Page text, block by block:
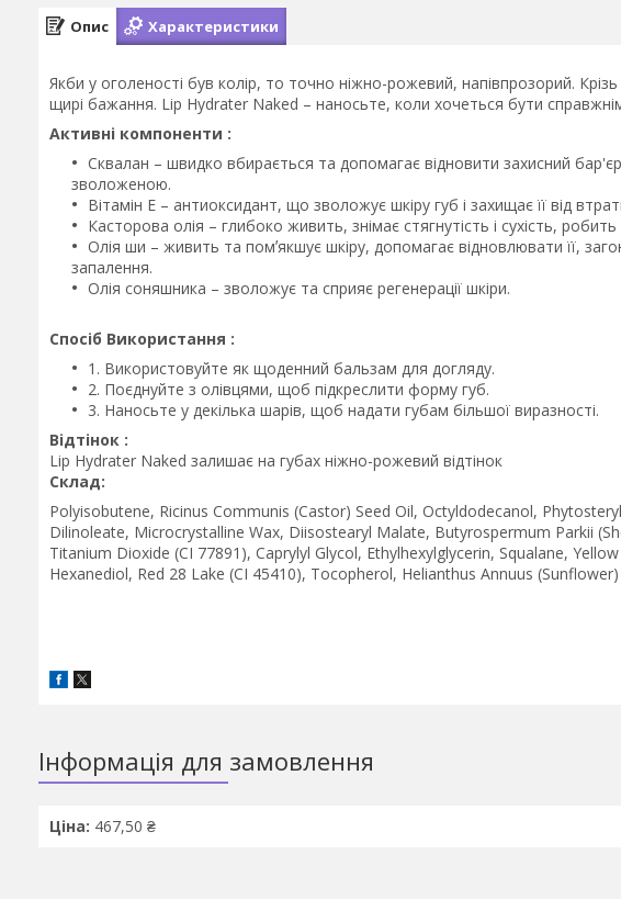
Опис Характеристики
Якби у оголеності був колір, то точно ніжно-рожевий, напівпрозорий.
щирі бажання. Lip Hydrater Naked – наносьте, коли хочеться бути
Активні компоненти :
Сквалан – швидко вбирається та допомагає відновити захисний
зволоженою.
Вітамін Е – антиоксидант, що зволожує шкіру губ і захищає її від
Касторова олія – глибоко живить, знімає стягнутість і сухість,
Олія ши – живить та помʼякшує шкіру, допомагає відновлювати її,
запалення.
Олія соняшника – зволожує та сприяє регенерації шкіри.
Спосіб Використання :
1. Використовуйте як щоденний бальзам для догляду.
2. Поєднуйте з олівцями, щоб підкреслити форму губ.
3. Наносьте у декілька шарів, щоб надати губам більшої виразності.
Відтінок :
Lip Hydrater Naked залишає на губах ніжно-рожевий відтінок
Склад:
Polyisobutene, Ricinus Communis (Castor) Seed Oil, Octyldodecanol,
Dilinoleate, Microcrystalline Wax, Diisostearyl Malate, Butyrospermum Parkii
Titanium Dioxide (CI 77891), Caprylyl Glycol, Ethylhexylglycerin, Squalane,
Hexanediol, Red 28 Lake (CI 45410), Tocopherol, Helianthus Annuus
Інформація для замовлення
Ціна: 467,50 ₴